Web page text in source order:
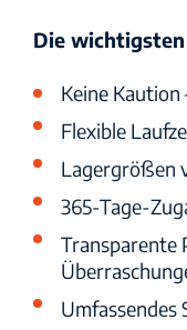
Die
Keine Kaution
Flexible
Lagergrößen
365-Tage-
Transparente
Umfassendes